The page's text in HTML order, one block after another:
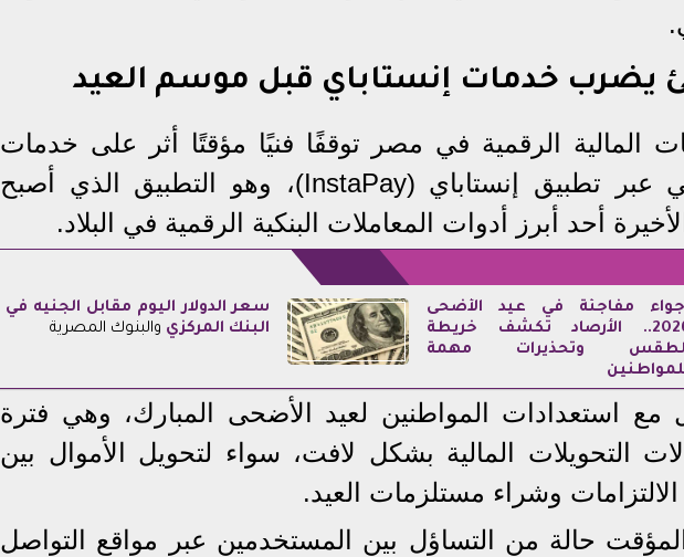
يضرب خدمات إنستاباي قبل موسم العيد
المالية الرقمية في مصر توقفًا فنيًا مؤقتًا أثر على خدمات
التحويل اللحظي عبر تطبيق إنستاباي (InstaPay)، وهو التطبيق الذي أصبح
أحد أبرز أدوات المعاملات البنكية الرقمية في البلاد.
مفاجئة في عيد الأضحى
2026.. الأرصاد تكشف خريطة
وتحذيرات مهمة
سعر الدولار اليوم مقابل الجنيه في
البنك المركزي والبنوك المصرية
مع استعدادات المواطنين لعيد الأضحى المبارك، وهي فترة
التحويلات المالية بشكل لافت، سواء لتحويل الأموال بين
الالتزامات وشراء مستلزمات العيد.
المؤقت حالة من التساؤل بين المستخدمين عبر مواقع التواصل